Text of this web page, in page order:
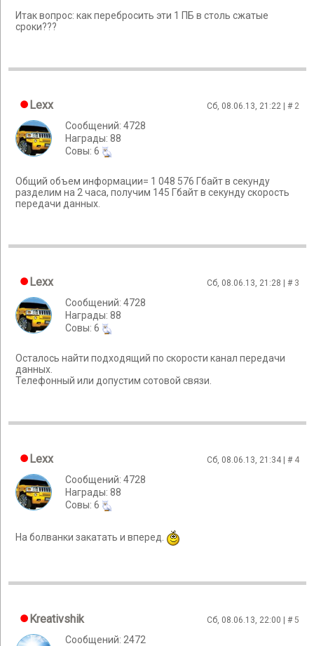
Итак вопрос: как перебросить эти 1 ПБ в столь сжатые
сроки???
Lexx Сб, 08.06.13, 21:22 | # 2
Сообщений: 4728
Награды: 88
Cовы: 6
Общий объем информации= 1 048 576 Гбайт в секунду
разделим на 2 часа, получим 145 Гбайт в секунду скорость
передачи данных.
Lexx Сб, 08.06.13, 21:28 | # 3
Сообщений: 4728
Награды: 88
Cовы: 6
Осталось найти подходящий по скорости канал передачи
данных.
Телефонный или допустим сотовой связи.
Lexx Сб, 08.06.13, 21:34 | # 4
Сообщений: 4728
Награды: 88
Cовы: 6
На болванки закатать и вперед.
Kreativshik Сб, 08.06.13, 22:00 | #5
Сообщений: 2472